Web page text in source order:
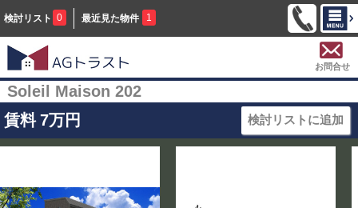
検討リスト 0 最近見た物件 1
お問合せ
Soleil Maison 202
賃料 7万円 検討リストに追加